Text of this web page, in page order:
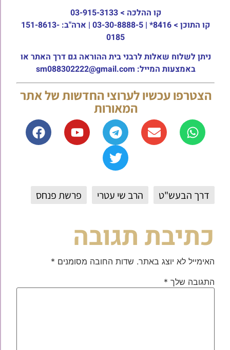
קו ההלכה > 03-915-3133
קו התוכן >
8416* | 03-30-8888-5 | ארה"ב: 151-8613-
0185
ניתן לשלוח שאלות לרבני בית ההוראה גם דרך האתר או
באמצעות המייל: sm088302222@gmail.com
הצטרפו עכשיו לערוצי החדשות של אתר
המאורות
דרך הבעש"ט הרב שי עטרי פרשת פנחס
כתיבת תגובה
האימייל לא יוצג באתר. שדות החובה מסומנים *
התגובה שלך *